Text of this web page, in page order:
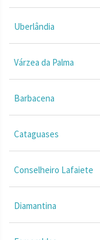
Uberlândia
Várzea da Palma
Barbacena
Cataguases
Conselheiro Lafaiete
Diamantina